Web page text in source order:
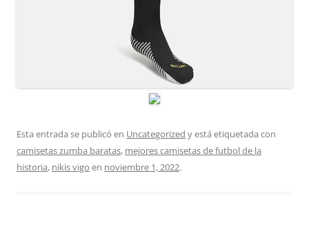
Esta entrada se publicó en Uncategorized y está etiquetada con
camisetas zumba baratas, mejores camisetas de futbol de la
historia, nikis vigo en noviembre 1, 2022.